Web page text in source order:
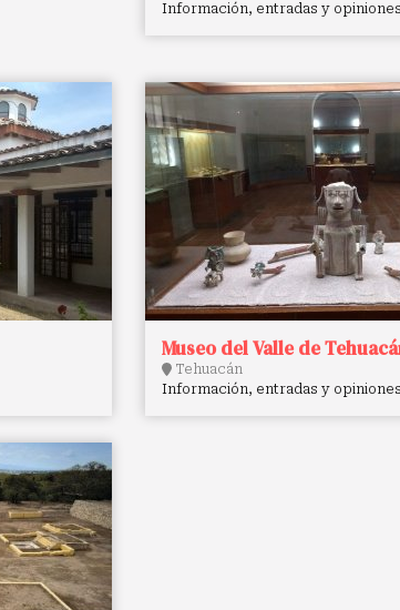
Información, entradas y opiniones
Museo del Valle de
Tehuacán
Información, entradas y opiniones